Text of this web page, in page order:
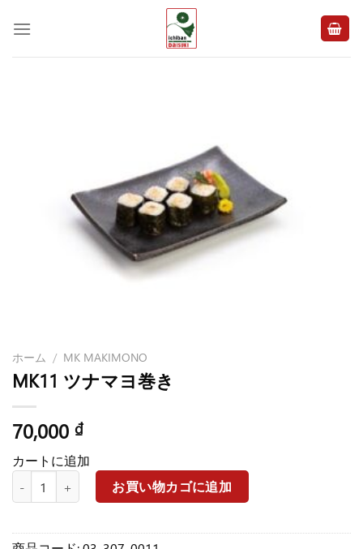
ホーム / MK MAKIMONO
MK11 ツナマヨ巻き
70,000 ₫
カートに追加
MK11 ツナマヨ巻き個お買い物カゴに追加